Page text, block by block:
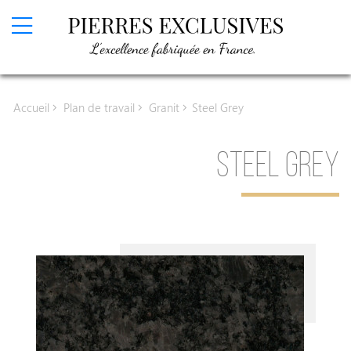
Plan de travail
Céramique
Céramique Infinity
Céramique Laminam
Accueil Plan de travail Granit Steel Grey
STEEL GREY